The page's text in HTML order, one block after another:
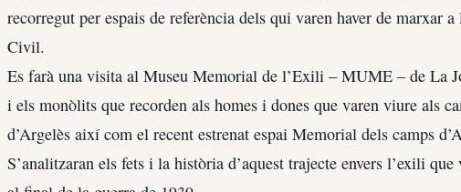
recorregut per espais de referència dels qui varen haver de marxar
Civil.
Es farà una visita al Museu Memorial de l’Exili – MUME – de La
i els monòlits que recorden als homes i dones que varen viure als
d’Argelès així com el recent estrenat espai Memorial dels camps
S’analitzaran els fets i la història d’aquest trajecte envers l’exili